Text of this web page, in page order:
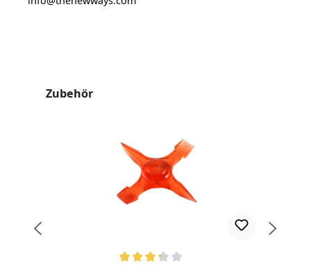
Produktgalerie überspringen
Zubehör